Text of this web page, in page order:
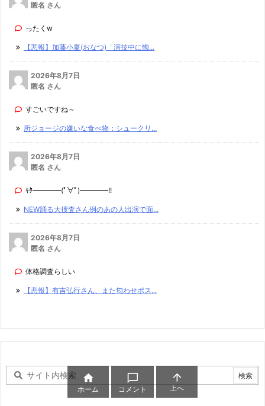
匿名 さん
ったくw
【悲報】加藤小夏(おなつ)「演技中に惚...
2026年8月7日
匿名 さん
すごいですね～
所ジョージの嫌いな食べ物：シュークリ...
2026年8月7日
匿名 さん
ｷﾀ━━━━(ﾟ∀ﾟ)━━━━!!
NEW踊る大捜査さん例のあの人出演で面...
2026年8月7日
匿名 さん
体格調査らしい
【悲報】有吉弘行さん、また匂わせポス...

ホーム

コメント

上へ